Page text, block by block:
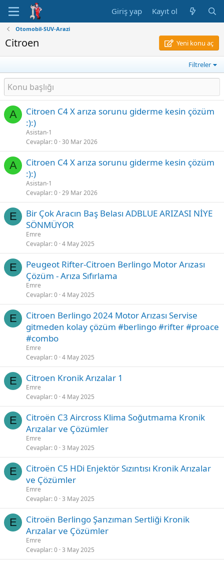
Giriş yap Kayıt ol
Otomobil-SUV-Arazi
Citroen Yeni konu aç
Filtreler
A
Citroen C4 X arıza sorunu giderme kesin çözüm
:):)
Asistan-1
Cevaplar 0 30 Mar 2026
A
Citroen C4 X arıza sorunu giderme kesin çözüm
:):)
Asistan-1
Cevaplar 0 29 Mar 2026
E
Bir Çok Aracın Baş Belası ADBLUE ARIZASI NİYE
SÖNMÜYOR
Emre
Cevaplar 0 4 May 2025
E
Peugeot Rifter-Citroen Berlingo Motor Arızası
Çözüm - Arıza Sıfırlama
Emre
Cevaplar 0 4 May 2025
E
Citroen Berlingo 2024 Motor Arızası Servise
gitmeden kolay çözüm #berlingo #rifter #proace
#combo
Emre
Cevaplar 0 4 May 2025
E Citroen Kronik Arızalar 1
Emre
Cevaplar 0 4 May 2025
E
Citroën C3 Aircross Klima Soğutmama Kronik
Arızalar ve Çözümler
Emre
Cevaplar 0 3 May 2025
E
Citroën C5 HDi Enjektör Sızıntısı Kronik Arızalar
ve Çözümler
Emre
Cevaplar 0 3 May 2025
E
Citroën Berlingo Şanzıman Sertliği Kronik
Arızalar ve Çözümler
Emre
Cevaplar 0 3 May 2025